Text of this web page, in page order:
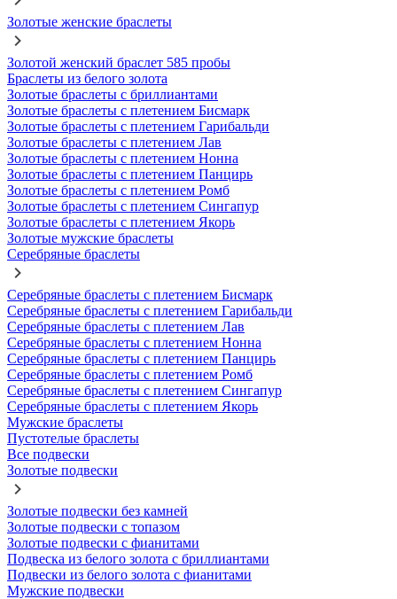
Золотые женские браслеты
Золотой женский браслет 585 пробы
Браслеты из белого золота
Золотые браслеты с бриллиантами
Золотые браслеты с плетением Бисмарк
Золотые браслеты с плетением Гарибальди
Золотые браслеты с плетением Лав
Золотые браслеты с плетением Нонна
Золотые браслеты с плетением Панцирь
Золотые браслеты с плетением Ромб
Золотые браслеты с плетением Сингапур
Золотые браслеты с плетением Якорь
Золотые мужские браслеты
Серебряные браслеты
Серебряные браслеты с плетением Бисмарк
Серебряные браслеты с плетением Гарибальди
Серебряные браслеты с плетением Лав
Серебряные браслеты с плетением Нонна
Серебряные браслеты с плетением Панцирь
Серебряные браслеты с плетением Ромб
Серебряные браслеты с плетением Сингапур
Серебряные браслеты с плетением Якорь
Мужские браслеты
Пустотелые браслеты
Все подвески
Золотые подвески
Золотые подвески без камней
Золотые подвески с топазом
Золотые подвески с фианитами
Подвеска из белого золота с бриллиантами
Подвески из белого золота с фианитами
Мужские подвески